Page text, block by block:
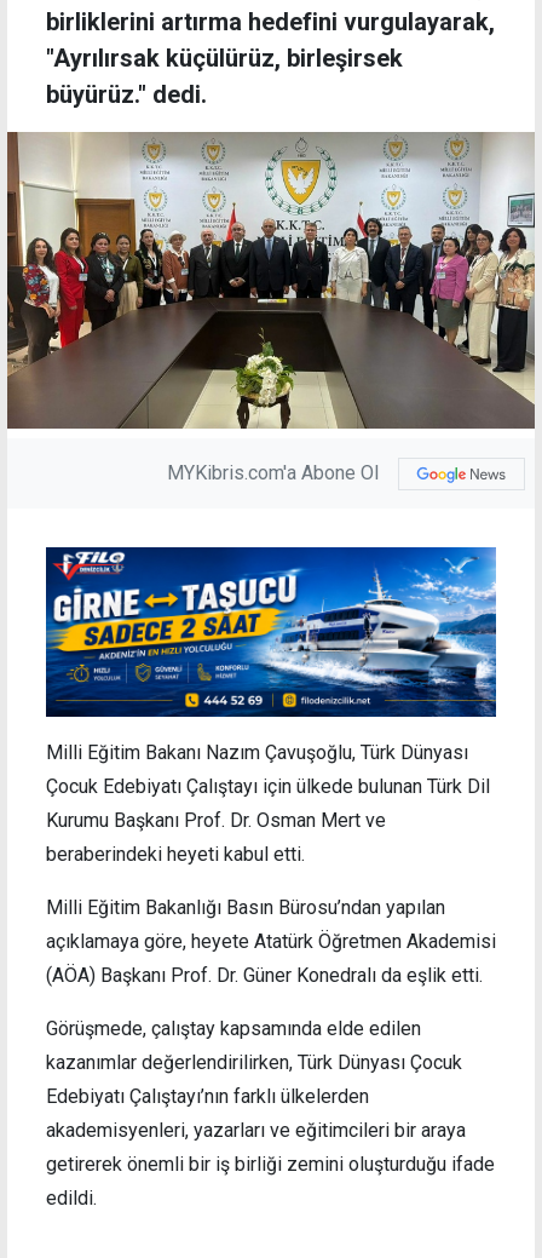
birliklerini artırma hedefini vurgulayarak,
"Ayrılırsak küçülürüz, birleşirsek
büyürüz." dedi.
MYKibris.com'a Abone Ol
Milli Eğitim Bakanı Nazım Çavuşoğlu, Türk Dünyası
Çocuk Edebiyatı Çalıştayı için ülkede bulunan Türk Dil
Kurumu Başkanı Prof. Dr. Osman Mert ve
beraberindeki heyeti kabul etti.
Milli Eğitim Bakanlığı Basın Bürosu’ndan yapılan
açıklamaya göre, heyete Atatürk Öğretmen Akademisi
(AÖA) Başkanı Prof. Dr. Güner Konedralı da eşlik etti.
Görüşmede, çalıştay kapsamında elde edilen
kazanımlar değerlendirilirken, Türk Dünyası Çocuk
Edebiyatı Çalıştayı’nın farklı ülkelerden
akademisyenleri, yazarları ve eğitimcileri bir araya
getirerek önemli bir iş birliği zemini oluşturduğu ifade
edildi.